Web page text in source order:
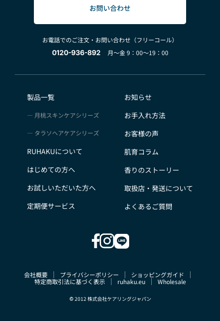
お問い合わせ
お電話でのご注文・お問い合わせ（フリーコール）
0120-936-892
月～金 9：00～19：00
製品一覧
月桃スキンケアシリーズ
タラソヘアケアシリーズ
RUHAKUについて
はじめての方へ
お試しいただいた方へ
定期便サービス
お知らせ
お手入れ方法
お客様の声
肌育コラム
香りのストーリー
取扱店・発送について
よくあるご質問
会社概要 プライバシーポリシー
ショッピングガイド
特定商取引法に基づく表示
ruhaku.eu Wholesale
© 2012 株式会社ケアリングジャパン